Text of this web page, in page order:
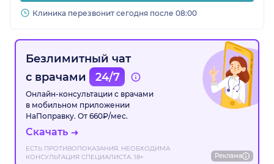
Клиника перезвонит сегодня после 08:00
Безлимитный чат
с врачами
24/7
Онлайн-консультации с врачами
в мобильном приложении
НаПоправку. От 660₽/мес.
Скачать
ЕСТЬ ПРОТИВОПОКАЗАНИЯ. НЕОБХОДИМА
КОНСУЛЬТАЦИЯ СПЕЦИАЛИСТА. 18+
Реклама